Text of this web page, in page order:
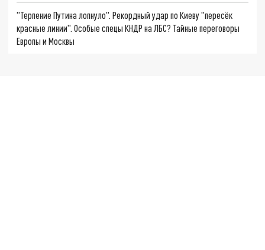
"Терпение Путина лопнуло". Рекордный удар по Киеву "пересёк
красные линии". Особые спецы КНДР на ЛБС? Тайные переговоры
Европы и Москвы